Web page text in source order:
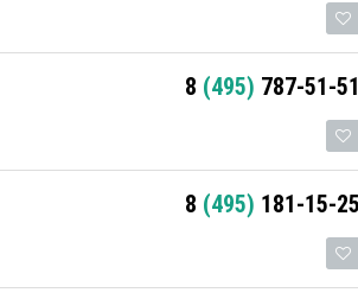
8 (495) 787-51-51
8 (495) 181-15-25